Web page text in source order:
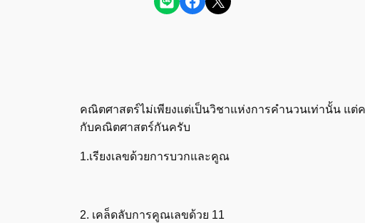
คณิตศาสตร์ไม่เพียงแต่เป็นวิชาแห่งการคำนวนเท่านั้น แ
กับคณิตศาสตร์กันครับ
1.เรียงเลขด้วยการบวกและคูณ
2. เคล็ดลับการคูณเลขด้วย 11